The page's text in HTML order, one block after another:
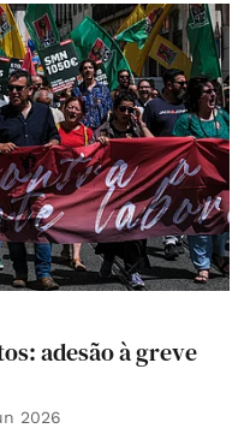
adesão à greve
2026